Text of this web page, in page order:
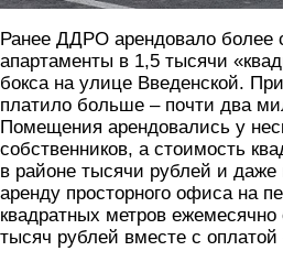
Ранее ДДРО арендовало более
апартаменты в 1,5 тысячи
бокса на улице Введенской.
платило больше – почти два
Помещения арендовались у
собственников, а стоимость
в районе тысячи рублей и
аренду просторного офиса на
квадратных метров
тысяч рублей вместе с